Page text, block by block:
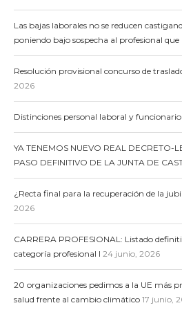
Las bajas laborales no se reducen
poniendo bajo sospecha al profesional que
Resolución provisional concurso de
2026
Distinciones personal laboral y funcionario
YA TENEMOS NUEVO REAL DECRETO-
PASO DEFINITIVO DE LA JUNTA DE
¿Recta final para la recuperación de la
2026
CARRERA PROFESIONAL: Listado
categoría profesional I 24 junio, 2026
20 organizaciones pedimos a la UE más
salud frente al cambio climático 17 junio,